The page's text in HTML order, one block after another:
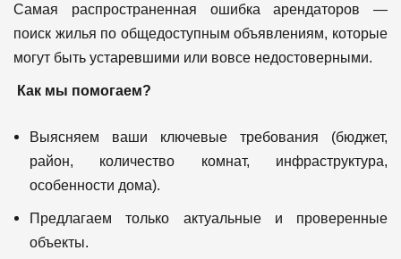
Самая распространенная ошибка арендаторов —
поиск жилья по общедоступным объявлениям, которые
могут быть устаревшими или вовсе недостоверными.
Как мы помогаем?
Выясняем ваши ключевые требования (бюджет,
район, количество комнат, инфраструктура,
особенности дома).
Предлагаем только актуальные и проверенные
объекты.